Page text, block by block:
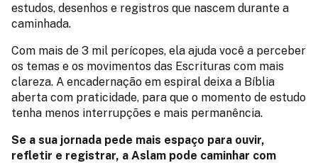
estudos, desenhos e registros que nascem durante a
caminhada.
Com mais de 3 mil perícopes, ela ajuda você a perceber
os temas e os movimentos das Escrituras com mais
clareza. A encadernação em espiral deixa a Bíblia
aberta com praticidade, para que o momento de estudo
tenha menos interrupções e mais permanência.
Se a sua jornada pede mais espaço para ouvir,
refletir e registrar, a Aslam pode caminhar com